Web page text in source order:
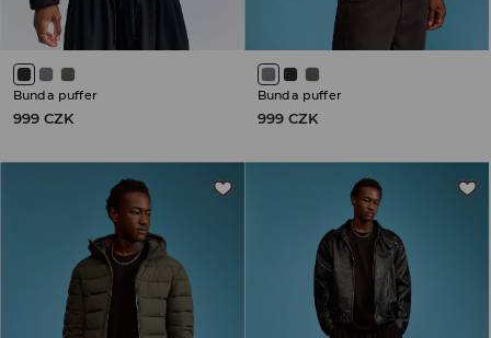
Bunda puffer
999 CZK
Bunda puffer
999 CZK